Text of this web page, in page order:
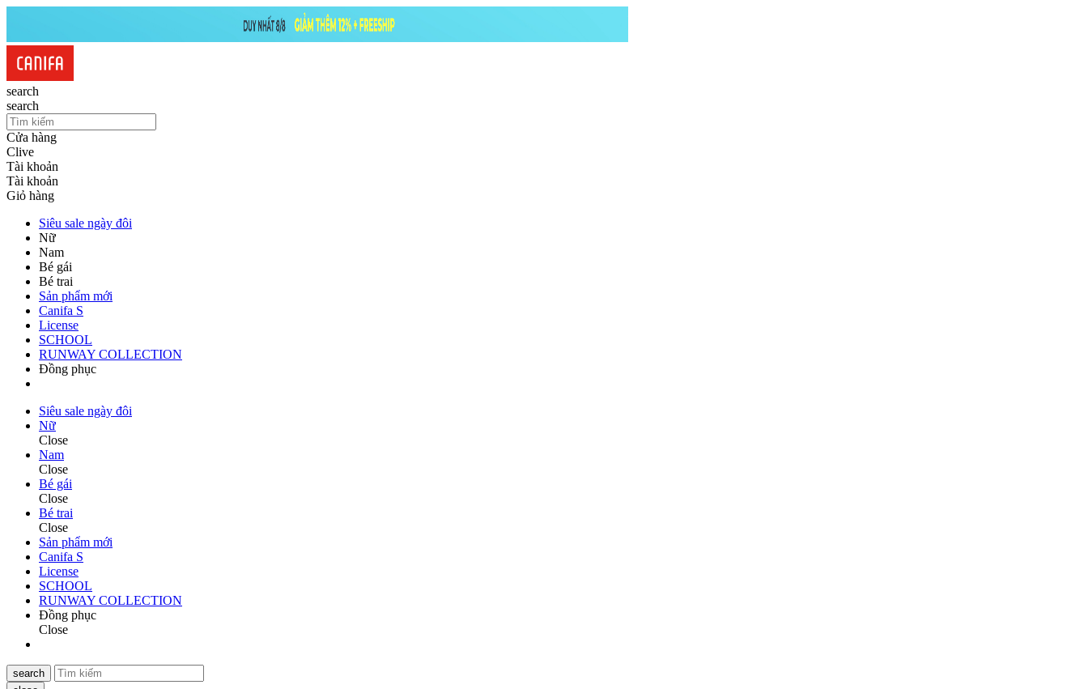
search
search
Cửa hàng
Clive
Tài khoản
Tài khoản
Giỏ hàng
Siêu sale ngày đôi
Nữ
Nam
Bé gái
Bé trai
Sản phẩm mới
Canifa S
License
SCHOOL
RUNWAY COLLECTION
Đồng phục
Siêu sale ngày đôi
Nữ
Close
Nam
Close
Bé gái
Close
Bé trai
Close
Sản phẩm mới
Canifa S
License
SCHOOL
RUNWAY COLLECTION
Đồng phục
Close
search